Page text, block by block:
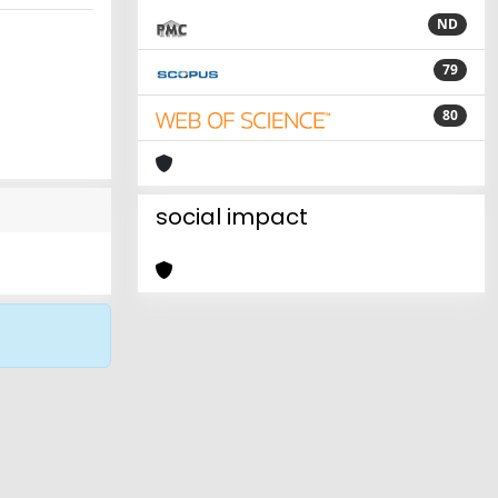
ND
79
80
social impact